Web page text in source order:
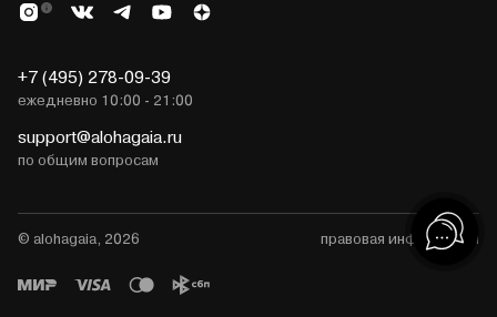
+7 (495) 278-09-39
ежедневно 10:00 - 21:00
support@alohagaia.ru
по общим вопросам
© alohagaia, 2026 правовая информация